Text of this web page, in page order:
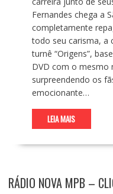
Fernandes chega a
completamente
todo seu carisma, a
turnê “Origens”,
DVD com o mesmo
surpreendendo os
emocionante…
LEIA MAIS
RÁDIO NOVA MPB –